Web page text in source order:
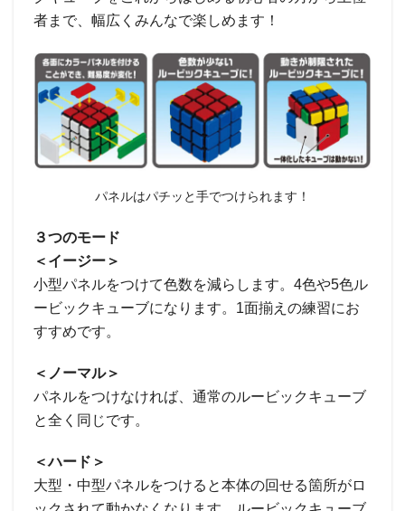
者まで、幅広くみんなで楽しめます！
パネルはパチッと手でつけられます！
３つのモード
＜イージー＞
小型パネルをつけて色数を減らします。4色や5色ル
ービックキューブになります。1面揃えの練習にお
すすめです。
＜ノーマル＞
パネルをつけなければ、通常のルービックキューブ
と全く同じです。
＜ハード＞
大型・中型パネルをつけると本体の回せる箇所がロ